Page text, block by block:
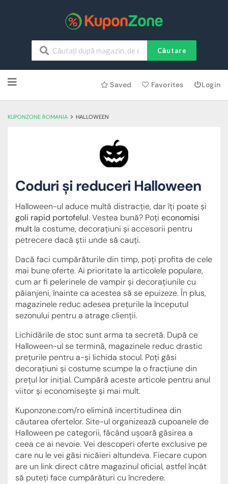
Căutare
to
content
Saved Favorites Login
KUPONZONE ROMANIA > HALLOWEEN
Coduri și reduceri Halloween
Halloween-ul aduce multă distracție, dar îți poate și
goli rapid portofelul. Vestea bună? Poți economisi
mult la costume, decorațiuni și accesorii pentru
petrecere dacă știi unde să cauți.
Dacă faci cumpărăturile din timp, poți profita de cele
mai bune oferte. Ai prioritate la articolele populare,
cum ar fi pelerinele de vampir și decorațiunile cu
păianjeni, înainte ca acestea să se epuizeze. În plus,
magazinele reduc adesea prețurile la începutul
sezonului pentru a atrage clienții.
Lichidările de stoc sunt arma ta secretă. După ce
Halloween-ul se termină, magazinele reduc drastic
prețurile pentru a-și lichida stocul. Poți găsi
decorațiuni și costume scumpe la o fracțiune din
prețul lor inițial. Cumpără aceste articole pentru anul
viitor și economisește și mai mult.
Kuponzone.com/ro elimină incertitudinea din
căutarea ofertelor. Site-ul organizează cupoanele de
Halloween pe categorii, făcând ușoară găsirea a
ceea ce ai nevoie. Vei descoperi oferte exclusive pe
care nu le vei găsi nicăieri altundeva. Fiecare cupon
are un link direct către magazinul oficial, astfel încât
să puteți face cumpărături cu încredere.